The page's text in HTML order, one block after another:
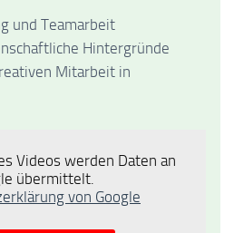
und Teamarbeit
Hintergründe
Mitarbeit in
Videos werden Daten an
übermittelt.
von Google